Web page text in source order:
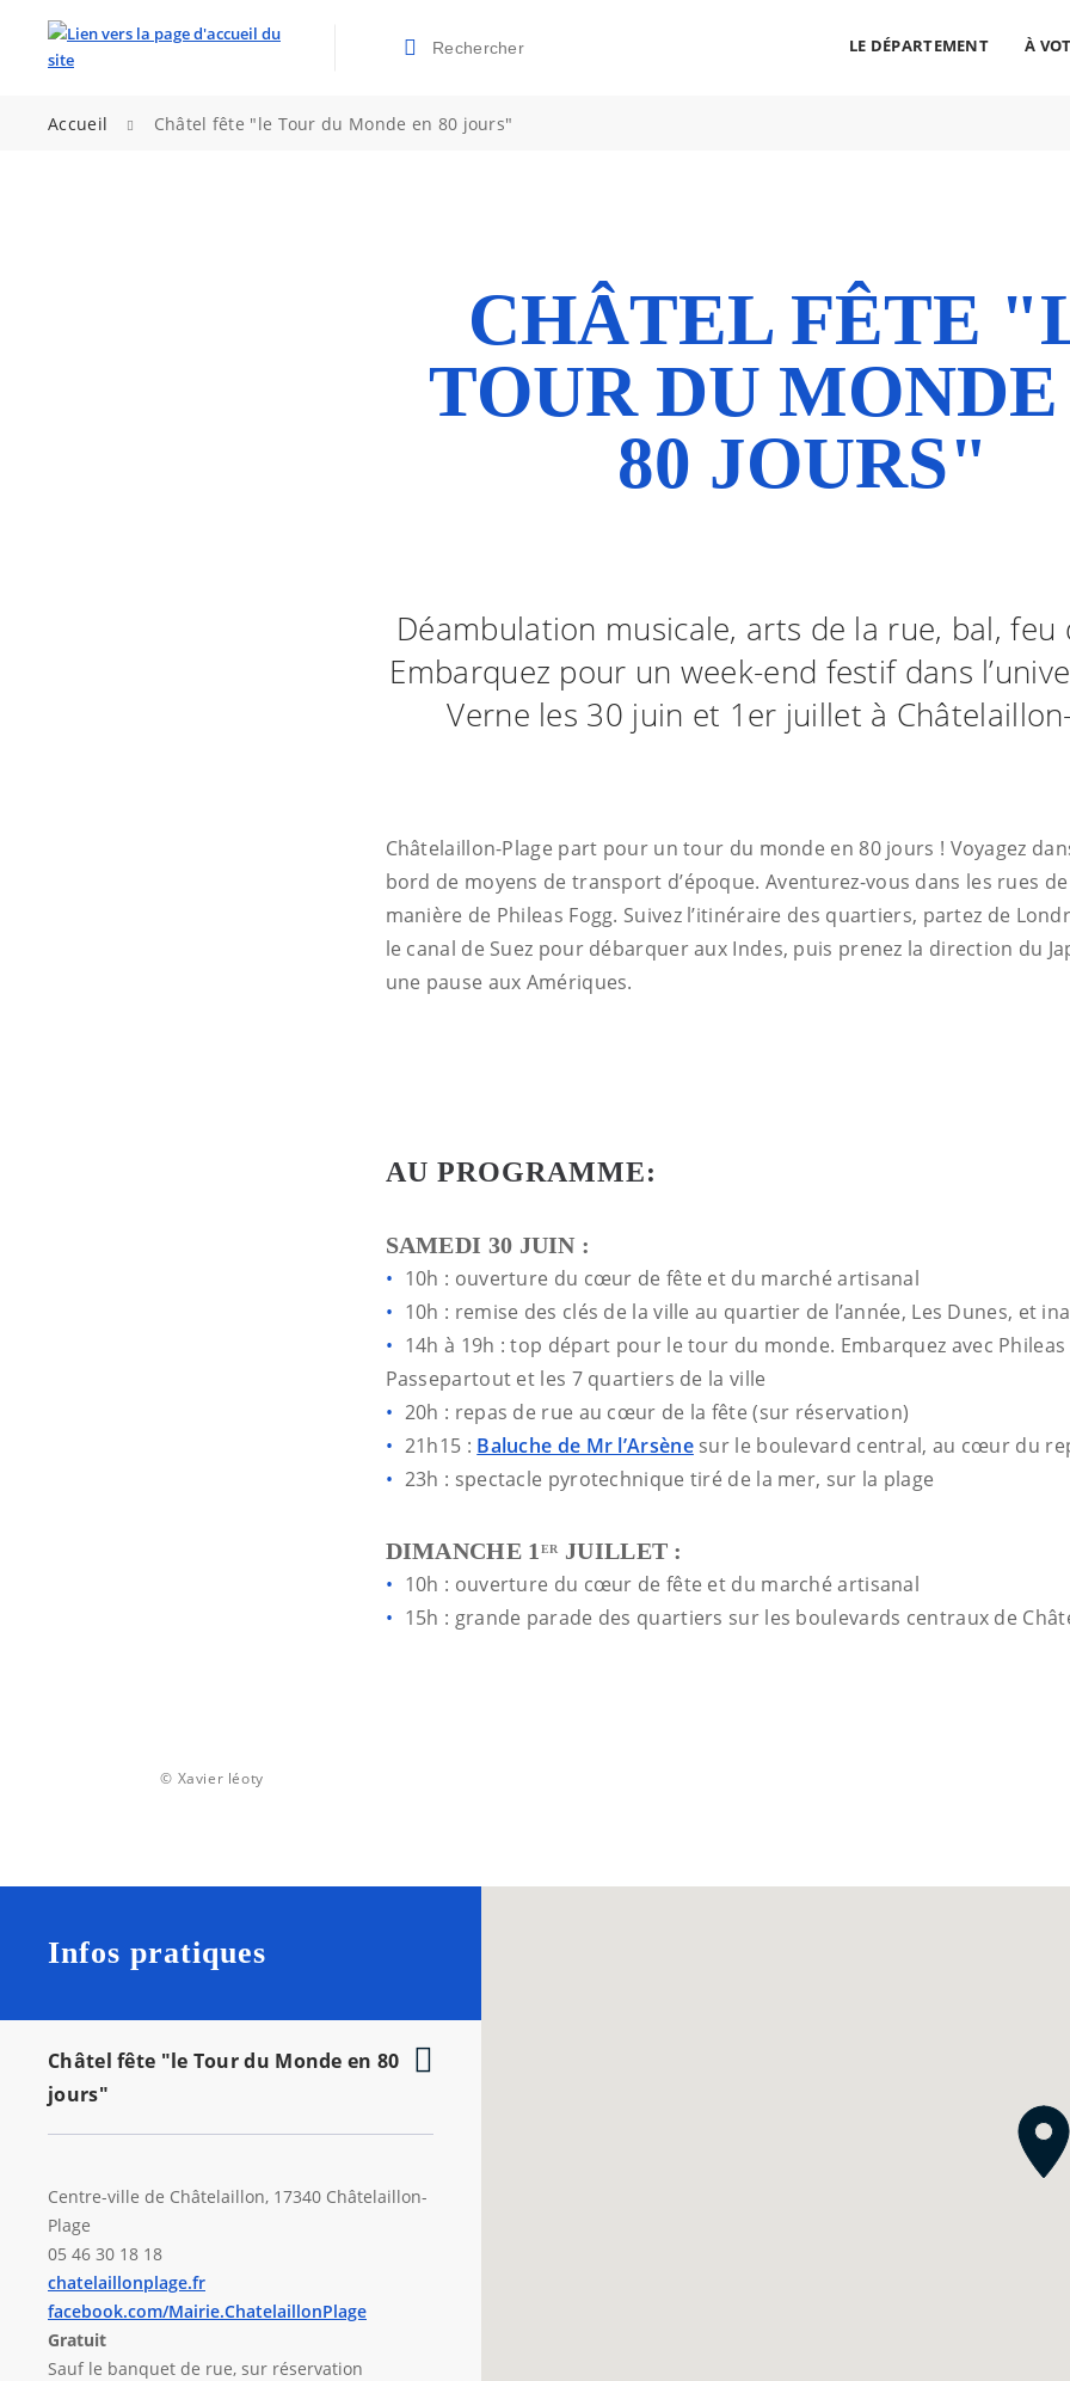
Valider la recherche LE DÉPARTEMENT À
Accueil Châtel fête "le Tour du Monde en 80 jours"
CHÂTEL FÊTE
TOUR DU
80 JOURS"
Déambulation musicale, arts de la rue, bal, feu
Embarquez pour un week-end festif dans
Verne les 30 juin et 1er juillet à
Châtelaillon-Plage part pour un tour du monde en 80 jours ! Voyagez
bord de moyens de transport d’époque. Aventurez-vous dans les rues
manière de Phileas Fogg. Suivez l’itinéraire des quartiers, partez de
le canal de Suez pour débarquer aux Indes, puis prenez la direction du
une pause aux Amériques.
AU PROGRAMME:
SAMEDI 30 JUIN :
10h : ouverture du cœur de fête et du marché artisanal
10h : remise des clés de la ville au quartier de l’année, Les Dunes, et
14h à 19h : top départ pour le tour du monde. Embarquez avec Phileas
Passepartout et les 7 quartiers de la ville
20h : repas de rue au cœur de la fête (sur réservation)
21h15 : Baluche de Mr l’Arsènesur le boulevard central, au cœur du
23h : spectacle pyrotechnique tiré de la mer, sur la plage
DIMANCHE 1 ER
JUILLET :
10h : ouverture du cœur de fête et du marché artisanal
15h : grande parade des quartiers sur les boulevards centraux de
© Xavier léoty
Infos pratiques
Châtel fête "le Tour du Monde en 80
jours"
Centre-ville de Châtelaillon, 17340 Châtelaillon-
Plage
05 46 30 18 18
chatelaillonplage.fr
facebook.com/Mairie.ChatelaillonPlage
Gratuit
Sauf le banquet de rue, sur réservation